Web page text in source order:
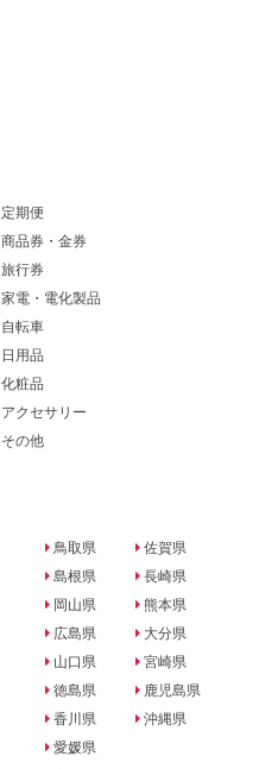
定期便
商品券・金券
旅行券
家電・電化製品
自転車
日用品
化粧品
アクセサリー
その他
鳥取県
島根県
岡山県
広島県
山口県
徳島県
香川県
愛媛県
佐賀県
長崎県
熊本県
大分県
宮崎県
鹿児島県
沖縄県